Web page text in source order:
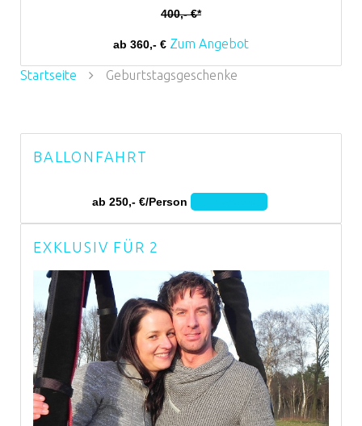
400,- €*
ab 360,- € Zum Angebot
Startseite Geburtstagsgeschenke
BALLONFAHRT
ab 250,- €/Person
EXKLUSIV FÜR 2